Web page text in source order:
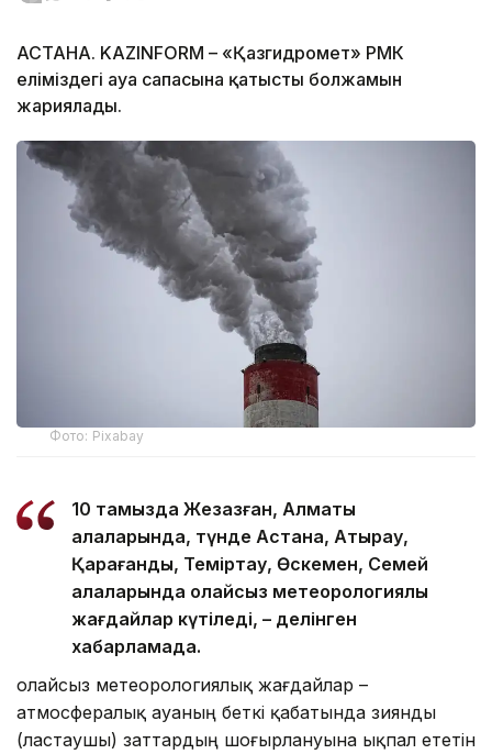
АСТАНА. KAZINFORM – «Қазгидромет» РМК
еліміздегі ауа сапасына қатысты болжамын
жариялады.
Фото: Pixabay
10 тамызда Жезқазған, Алматы
қалаларында, түнде Астана, Атырау,
Қарағанды, Теміртау, Өскемен, Семей
қалаларында қолайсыз метеорологиялық
жағдайлар күтіледі, – делінген
хабарламада.
Қолайсыз метеорологиялық жағдайлар –
атмосфералық ауаның беткі қабатында зиянды
(ластаушы) заттардың шоғырлануына ықпал ететін